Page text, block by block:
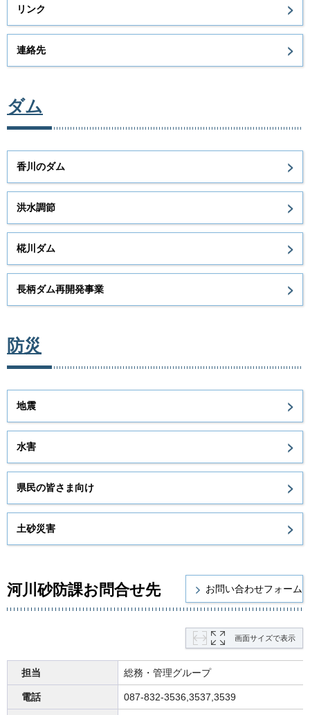
リンク
連絡先
ダム
香川のダム
洪水調節
椛川ダム
長柄ダム再開発事業
防災
地震
水害
県民の皆さま向け
土砂災害
河川砂防課お問合せ先
画面サイズで表示
担当 総務・管理グループ
電話 087-832-3536,3537,3539